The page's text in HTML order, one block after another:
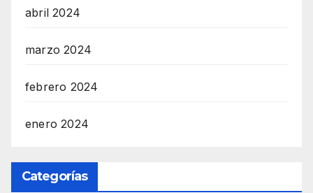
abril 2024
marzo 2024
febrero 2024
enero 2024
Categorías